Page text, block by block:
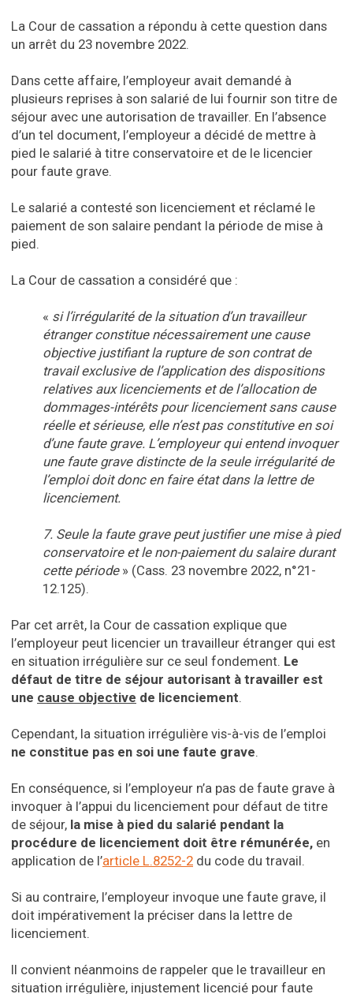
La Cour de cassation a répondu à cette question dans
un arrêt du 23 novembre 2022.
Dans cette affaire, l’employeur avait demandé à
plusieurs reprises à son salarié de lui fournir son titre de
séjour avec une autorisation de travailler. En l’absence
d’un tel document, l’employeur a décidé de mettre à
pied le salarié à titre conservatoire et de le licencier
pour faute grave.
Le salarié a contesté son licenciement et réclamé le
paiement de son salaire pendant la période de mise à
pied.
La Cour de cassation a considéré que :
« si l’irrégularité de la situation d’un travailleur
étranger constitue nécessairement une cause
objective justifiant la rupture de son contrat de
travail exclusive de l’application des dispositions
relatives aux licenciements et de l’allocation de
dommages-intérêts pour licenciement sans cause
réelle et sérieuse, elle n’est pas constitutive en soi
d’une faute grave. L’employeur qui entend invoquer
une faute grave distincte de la seule irrégularité de
l’emploi doit donc en faire état dans la lettre de
licenciement.
7. Seule la faute grave peut justifier une mise à pied
conservatoire et le non-paiement du salaire durant
cette période » (Cass. 23 novembre 2022, n°21-
12.125).
Par cet arrêt, la Cour de cassation explique que
l’employeur peut licencier un travailleur étranger qui est
en situation irrégulière sur ce seul fondement. Le
défaut de titre de séjour autorisant à travailler est
une cause objective de licenciement.
Cependant, la situation irrégulière vis-à-vis de l’emploi
ne constitue pas en soi une faute grave.
En conséquence, si l’employeur n’a pas de faute grave à
invoquer à l’appui du licenciement pour défaut de titre
de séjour, la mise à pied du salarié pendant la
procédure de licenciement doit être rémunérée, en
application de l’article L.8252-2 du code du travail.
Si au contraire, l’employeur invoque une faute grave, il
doit impérativement la préciser dans la lettre de
licenciement.
Il convient néanmoins de rappeler que le travailleur en
situation irrégulière, injustement licencié pour faute